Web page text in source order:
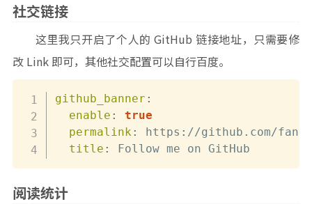
社交链接
这里我只开启了个人的 GitHub 链接地址，只需要修
改 Link 即可，其他社交配置可以自行百度。
github_banner :
enable :
true
permalink: https : //github.com/
title : Follow me on GitHub
阅读统计